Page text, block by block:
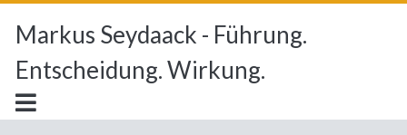
Markus Seydaack - Führung.
Entscheidung. Wirkung.